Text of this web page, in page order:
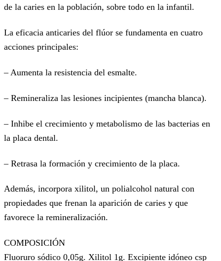
de la caries en la población, sobre todo en la infantil.
La eficacia anticaries del flúor se fundamenta en cuatro
acciones principales:
– Aumenta la resistencia del esmalte.
– Remineraliza las lesiones incipientes (mancha blanca).
– Inhibe el crecimiento y metabolismo de las bacterias en
la placa dental.
– Retrasa la formación y crecimiento de la placa.
Además, incorpora xilitol, un polialcohol natural con
propiedades que frenan la aparición de caries y que
favorece la remineralización.
COMPOSICIÓN
Fluoruro sódico 0,05g. Xilitol 1g. Excipiente idóneo csp